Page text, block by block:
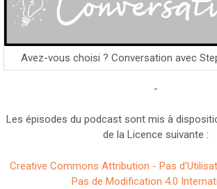
Avez-vous choisi ? Conversation avec
-
Les épisodes du podcast sont mis à
de la Licence suivante :
Creative Commons Attribution - Pas
Pas de Modification 4.0